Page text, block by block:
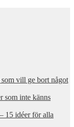
vill ge bort något
som inte känns
15 idéer för alla